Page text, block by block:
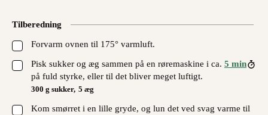
Tilberedning
▢
Forvarm ovnen til 175° varmluft.
▢
Pisk sukker og æg sammen på en røremaskine i ca. 5 min
på fuld styrke, eller til det bliver meget luftigt.
300 g sukker, 5 æg
▢
Kom smørret i en lille gryde, og lun det ved svag varme til